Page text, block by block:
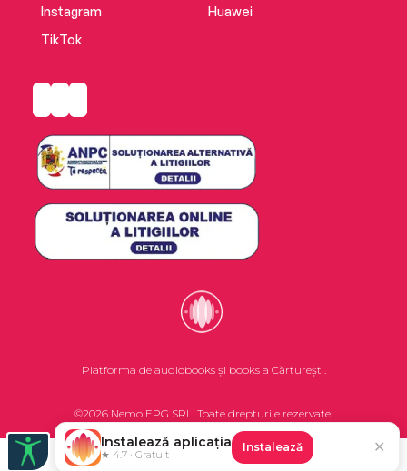
Instagram
TikTok
Huawei
Platforma de audiobooks și books a Cărturești.
©2026 Nemo EPG SRL. Toate drepturile rezervate.
Instalează aplicația
★ 4.7 · Gratuit
Instalează ✕